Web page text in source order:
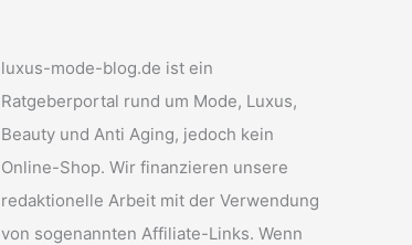
luxus-mode-blog.de ist ein
Ratgeberportal rund um Mode, Luxus,
Beauty und Anti Aging, jedoch kein
Online-Shop. Wir finanzieren unsere
redaktionelle Arbeit mit der Verwendung
von sogenannten Affiliate-Links. Wenn